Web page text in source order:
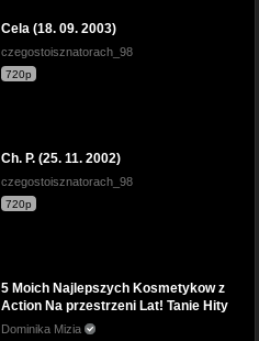
Cela (18. 09. 2003)
czegostoisznatorach_98
720p
Ch. P. (25. 11. 2002)
czegostoisznatorach_98
720p
5 Moich Najlepszych Kosmetykow z
Action Na przestrzeni Lat! Tanie Hity
Dominika Mizia